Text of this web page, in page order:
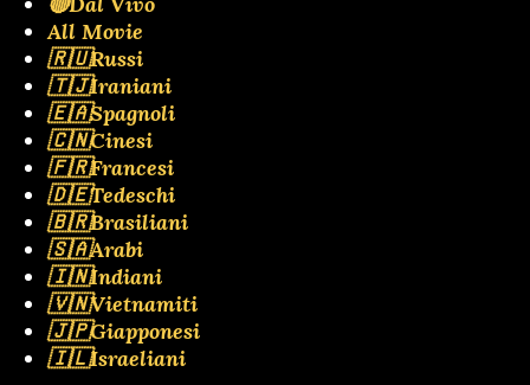
All Movie
🇷🇺Russi
🇹🇯Iraniani
🇪🇦Spagnoli
🇨🇳Cinesi
🇫🇷Francesi
🇩🇪Tedeschi
🇧🇷Brasiliani
🇸🇦Arabi
🇮🇳Indiani
🇻🇳Vietnamiti
🇯🇵Giapponesi
🇮🇱Israeliani